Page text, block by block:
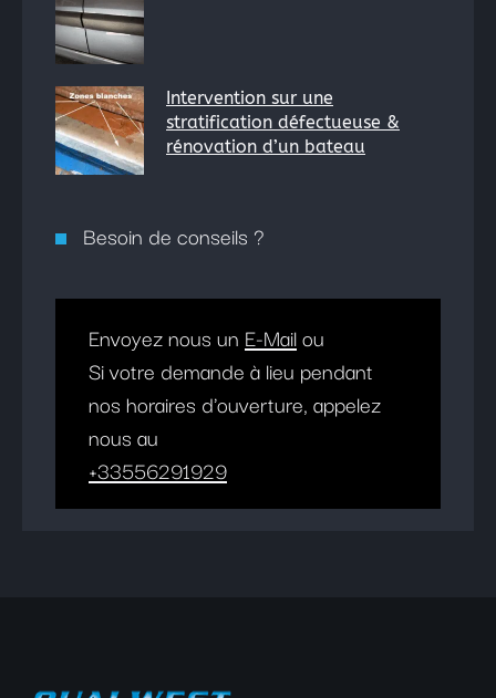
Intervention sur une
stratification défectueuse &
rénovation d’un bateau
Besoin de conseils ?
Envoyez nous un E-Mailou
Si votre demande à lieu pendant
nos horaires d'ouverture, appelez
nous au
+33556291929